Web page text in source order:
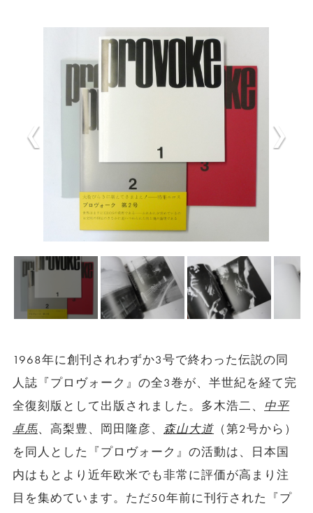
1968年に創刊されわずか3号で終わった伝説の同
人誌『プロヴォーク』の全3巻が、半世紀を経て完
全復刻版として出版されました。多木浩二、 中平
卓馬、高梨豊、岡田隆彦、森山大道 （第2号から）
を同人とした『プロヴォーク』の活動は、日本国
内はもとより近年欧米でも非常に評価が高まり注
目を集めています。ただ50年前に刊行された『プ